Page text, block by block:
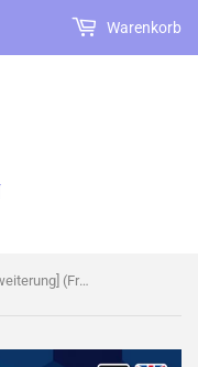
Warenkorb
HexRoller: Hexpansion 1 [Erweiterung] (Frosted Games)